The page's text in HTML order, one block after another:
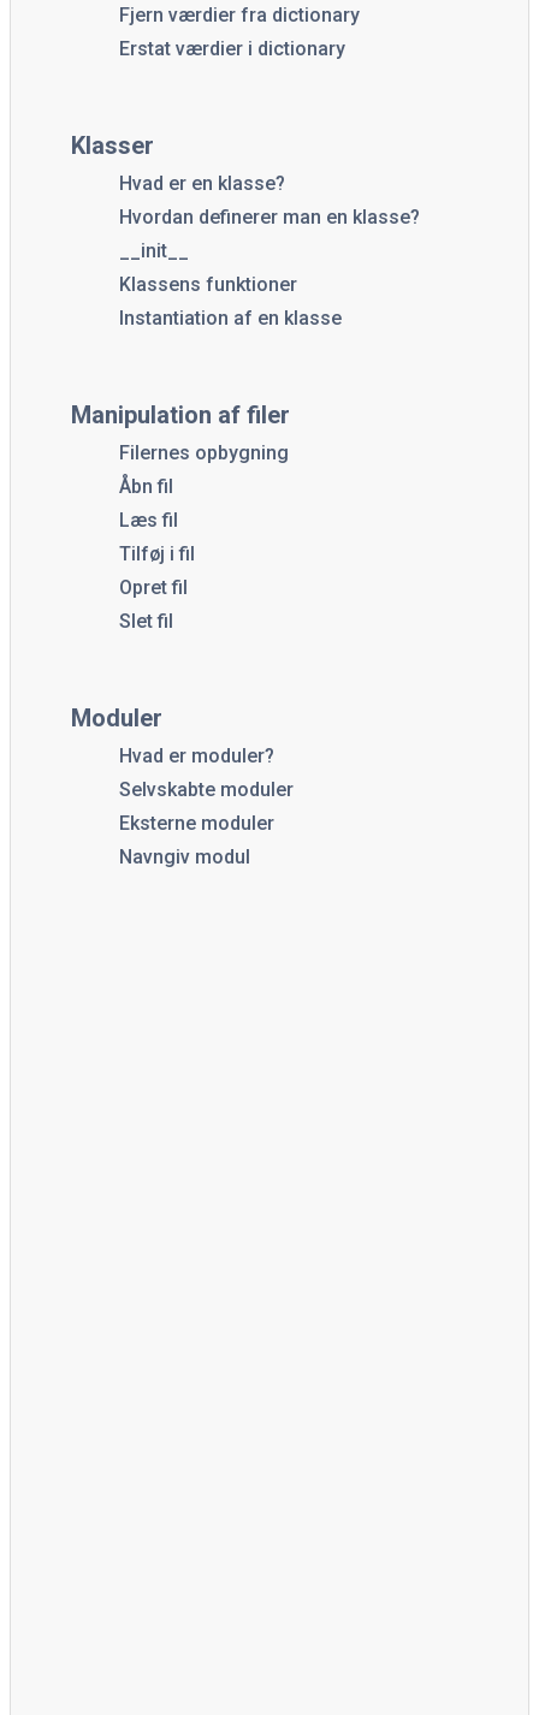
Fjern værdier fra dictionary
Erstat værdier i dictionary
Klasser
Hvad er en klasse?
Hvordan definerer man en klasse?
__init__
Klassens funktioner
Instantiation af en klasse
Manipulation af filer
Filernes opbygning
Åbn fil
Læs fil
Tilføj i fil
Opret fil
Slet fil
Moduler
Hvad er moduler?
Selvskabte moduler
Eksterne moduler
Navngiv modul